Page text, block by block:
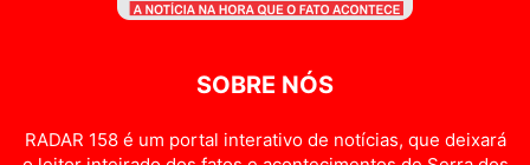
SOBRE NÓS
RADAR 158 é um portal interativo de notícias, que deixará